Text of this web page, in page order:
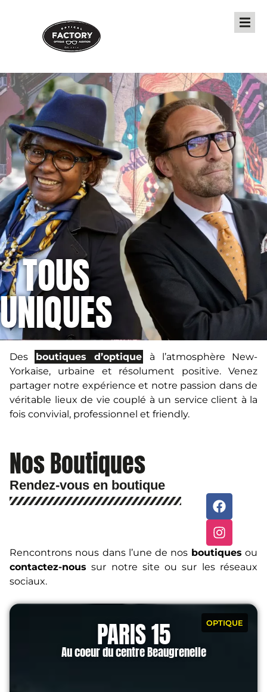
TOUS
UNIQUES
Des boutiques d’optique
à l’atmosphère New-
Yorkaise, urbaine et résolument positive. Venez
partager notre expérience et notre passion dans de
véritable lieux de vie couplé à un service client à la
fois convivial, professionnel et friendly.
Nos Boutiques
Rendez-vous en boutique
Rencontrons nous dans l’une de nos boutiques ou
contactez-nous sur notre site ou sur les réseaux
sociaux.
OPTIQUE
PARIS 15
Au coeur du centre Beaugrenelle